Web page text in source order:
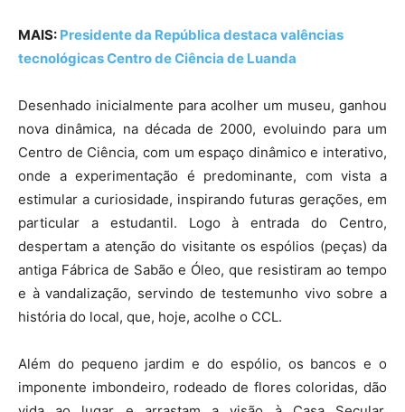
MAIS: Presidente da República destaca valências
tecnológicas Centro de Ciência de Luanda
Desenhado inicialmente para acolher um museu, ganhou
nova dinâmica, na década de 2000, evoluindo para um
Centro de Ciência, com um espaço dinâmico e interativo,
onde a experimentação é predominante, com vista a
estimular a curiosidade, inspirando futuras gerações, em
particular a estudantil. Logo à entrada do Centro,
despertam a atenção do visitante os espólios (peças) da
antiga Fábrica de Sabão e Óleo, que resistiram ao tempo
e à vandalização, servindo de testemunho vivo sobre a
história do local, que, hoje, acolhe o CCL.
Além do pequeno jardim e do espólio, os bancos e o
imponente imbondeiro, rodeado de flores coloridas, dão